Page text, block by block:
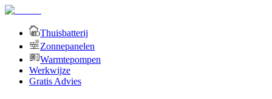
Thuisbatterij
Zonnepanelen
Warmtepompen
Werkwijze
Gratis Advies